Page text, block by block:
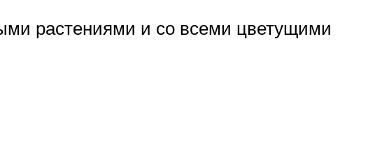
растениями и со всеми цветущими